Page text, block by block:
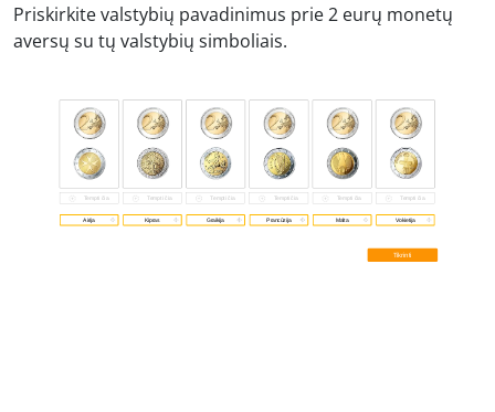
Priskirkite valstybių pavadinimus prie 2 eurų monetų
aversų su tų valstybių simboliais.